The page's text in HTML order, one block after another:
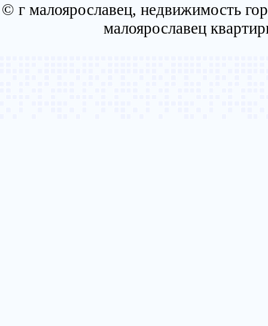
© г малоярославец, недвижимость
малоярославец